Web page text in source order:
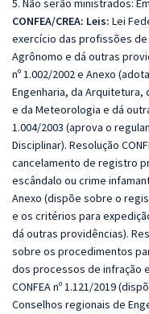
5. Não serão ministrados: Em
CONFEA/CREA: Leis: Lei
exercício das profissões
Agrônomo e dá outras
nº 1.002/2002 e Anexo
Engenharia, da Arquitetura,
e da Meteorologia e dá
1.004/2003 (aprova o
Disciplinar). Resolução
cancelamento de registro
escândalo ou crime
Anexo (dispõe sobre o
e os critérios para
dá outras providências).
sobre os procedimentos
dos processos de infração
CONFEA nº 1.121/2019
Conselhos regionais de